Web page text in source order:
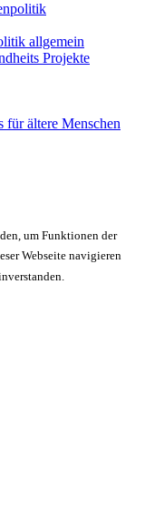
allgemein
Projekte
für ältere Menschen
um Funktionen der
Webseite navigieren